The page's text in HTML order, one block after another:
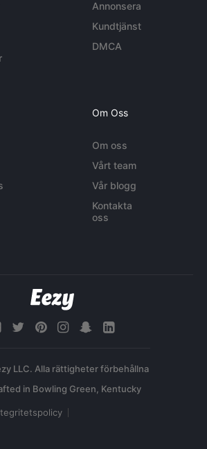
Annonsera
Kundtjänst
DMCA
Om Oss
Om oss
Vårt team
Vår blogg
Kontakta
oss
LLC. Alla rättigheter förbehållna